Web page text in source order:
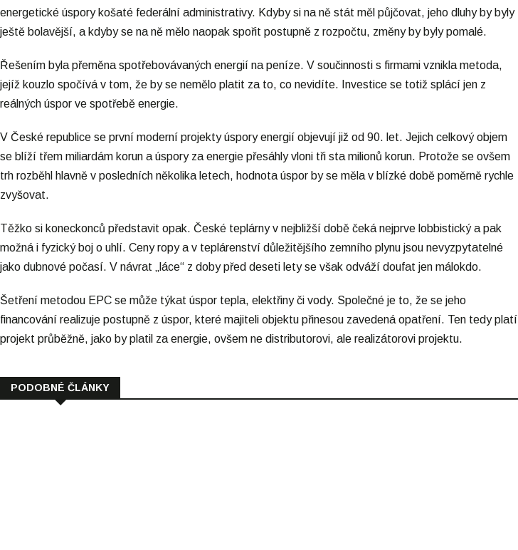
energetické úspory košaté federální administrativy. Kdyby si na ně stát měl půjčovat, jeho dluhy by byly
ještě bolavější, a kdyby se na ně mělo naopak spořit postupně z rozpočtu, změny by byly pomalé.
Řešením byla přeměna spotřebovávaných energií na peníze. V součinnosti s firmami vznikla metoda,
jejíž kouzlo spočívá v tom, že by se nemělo platit za to, co nevidíte. Investice se totiž splácí jen z
reálných úspor ve spotřebě energie.
V České republice se první moderní projekty úspory energií objevují již od 90. let. Jejich celkový objem
se blíží třem miliardám korun a úspory za energie přesáhly vloni tři sta milionů korun. Protože se ovšem
trh rozběhl hlavně v posledních několika letech, hodnota úspor by se měla v blízké době poměrně rychle
zvyšovat.
Těžko si koneckonců představit opak. České teplárny v nejbližší době čeká nejprve lobbistický a pak
možná i fyzický boj o uhlí. Ceny ropy a v teplárenství důležitějšího zemního plynu jsou nevyzpytatelné
jako dubnové počasí. V návrat „láce“ z doby před deseti lety se však odváží doufat jen málokdo.
Šetření metodou EPC se může týkat úspor tepla, elektřiny či vody. Společné je to, že se jeho
financování realizuje postupně z úspor, které majiteli objektu přinesou zavedená opatření. Ten tedy platí
projekt průběžně, jako by platil za energie, ovšem ne distributorovi, ale realizátorovi projektu.
PODOBNÉ ČLÁNKY